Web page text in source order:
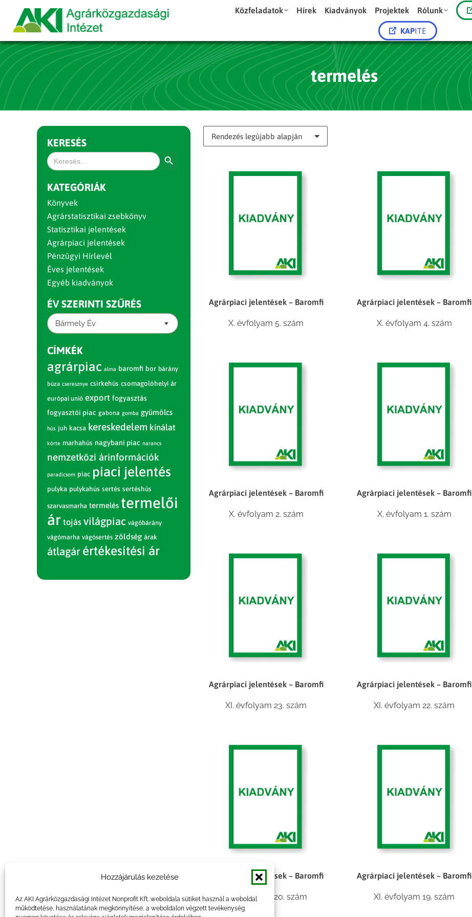
Hozzájárulás kezelése
Az AKI Agrárközgazdasági Intézet Nonprofit Kft. weboldala sütiket használ a weboldal
működtetése, használatának megkönnyítése, a weboldalon végzett tevékenység
Közfeladatok Hírek Kiadványok Projektek Rólunk
KAPITE
termelés
Agrárpiaci jelentések – Baromfi
X. évfolyam 5. szám
Agrárpiaci jelentések – Baromfi
X. évfolyam 4. szám
Agrárpiaci jelentések – Baromfi
X. évfolyam 2. szám
Agrárpiaci jelentések – Baromfi
X. évfolyam 1. szám
Agrárpiaci jelentések – Baromfi
XI. évfolyam 23. szám
Agrárpiaci jelentések – Baromfi
XI. évfolyam 22. szám
Agrárpiaci jelentések – Baromfi
XI. évfolyam 20. szám
Agrárpiaci jelentések – Baromfi
XI. évfolyam 19. szám
KERESÉS
Search
for:
KATEGÓRIÁK
Könyvek
Agrárstatisztikai zsebkönyv
Statisztikai jelentések
Agrárpiaci jelentések
Pénzügyi Hírlevél
Éves jelentések
Egyéb kiadványok
ÉV SZERINTI SZŰRÉS
Bármely Év
CÍMKÉK
agrárpiac alma baromfi bor bárány
búza cseresznye csirkehús csomagolóhelyi ár
európai unió export fogyasztás
fogyasztói piac gabona gomba gyümölcs
hús juh kacsa kereskedelem kínálat
körte marhahús nagybani piac narancs
nemzetközi árinformációk
paradicsom piac piaci jelentés
pulyka pulykahús sertés sertéshús
szarvasmarha termelés termelői
ár tojás világpiac vágóbárány
vágómarha vágósertés zöldség árak
átlagár értékesítési ár